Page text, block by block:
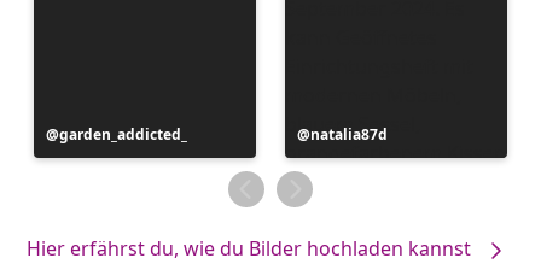
Beitrag
veröffentlicht
garden_addicted_
Beitrag
veröffentlicht
von
natalia87d
Hier erfährst du, wie du Bilder hochladen kannst